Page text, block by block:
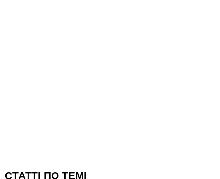
CТАТТІ ПО ТЕМІ